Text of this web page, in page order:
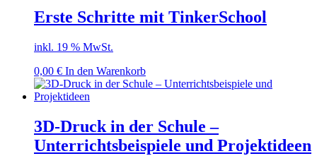
Erste Schritte mit TinkerSchool
inkl. 19 % MwSt.
0,00 € In den Warenkorb
3D-Druck in der Schule –
Unterrichtsbeispiele und Projektideen